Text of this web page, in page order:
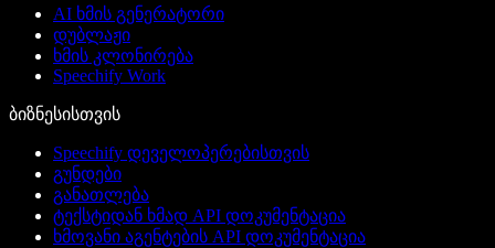
AI ხმის გენერატორი
დუბლაჟი
ხმის კლონირება
Speechify Work
ბიზნესისთვის
Speechify დეველოპერებისთვის
გუნდები
განათლება
ტექსტიდან ხმად API დოკუმენტაცია
ხმოვანი აგენტების API დოკუმენტაცია